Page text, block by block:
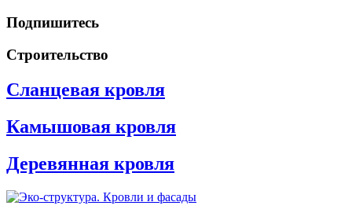
Подпишитесь
Строительство
Сланцевая кровля
Камышовая кровля
Деревянная кровля